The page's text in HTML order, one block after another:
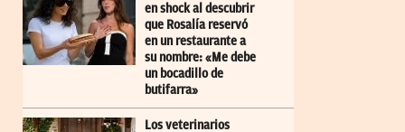
en shock al descubrir
que Rosalía reservó
en un restaurante a
su nombre: «Me debe
un bocadillo de
butifarra»
Los veterinarios